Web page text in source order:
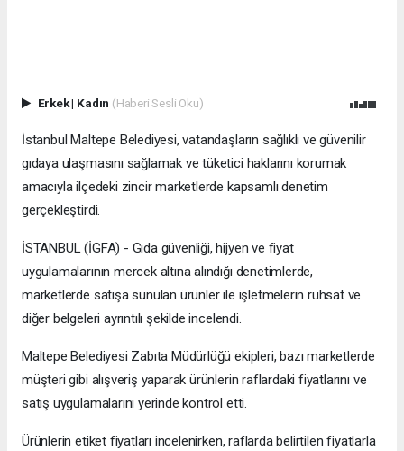
Erkek| Kadın (Haberi Sesli Oku)
İstanbul Maltepe Belediyesi, vatandaşların sağlıklı ve güvenilir
gıdaya ulaşmasını sağlamak ve tüketici haklarını korumak
amacıyla ilçedeki zincir marketlerde kapsamlı denetim
gerçekleştirdi.
İSTANBUL (İGFA) - Gıda güvenliği, hijyen ve fiyat
uygulamalarının mercek altına alındığı denetimlerde,
marketlerde satışa sunulan ürünler ile işletmelerin ruhsat ve
diğer belgeleri ayrıntılı şekilde incelendi.
Maltepe Belediyesi Zabıta Müdürlüğü ekipleri, bazı marketlerde
müşteri gibi alışveriş yaparak ürünlerin raflardaki fiyatlarını ve
satış uygulamalarını yerinde kontrol etti.
Ürünlerin etiket fiyatları incelenirken, raflarda belirtilen fiyatlarla